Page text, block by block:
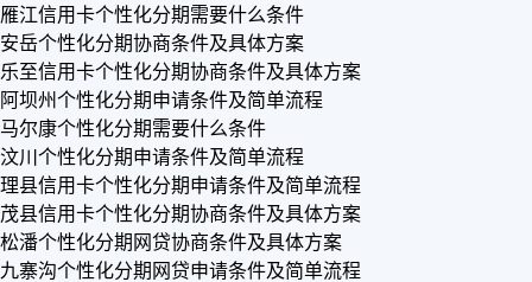
雁江信用卡个性化分期需要什么条件
安岳个性化分期协商条件及具体方案
乐至信用卡个性化分期协商条件及具体方案
阿坝州个性化分期申请条件及简单流程
马尔康个性化分期需要什么条件
汶川个性化分期申请条件及简单流程
理县信用卡个性化分期申请条件及简单流程
茂县信用卡个性化分期协商条件及具体方案
松潘个性化分期网贷协商条件及具体方案
九寨沟个性化分期网贷申请条件及简单流程